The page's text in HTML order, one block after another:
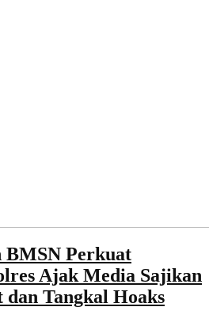
BMSN Perkuat
Ajak Media Sajikan
Tangkal Hoaks